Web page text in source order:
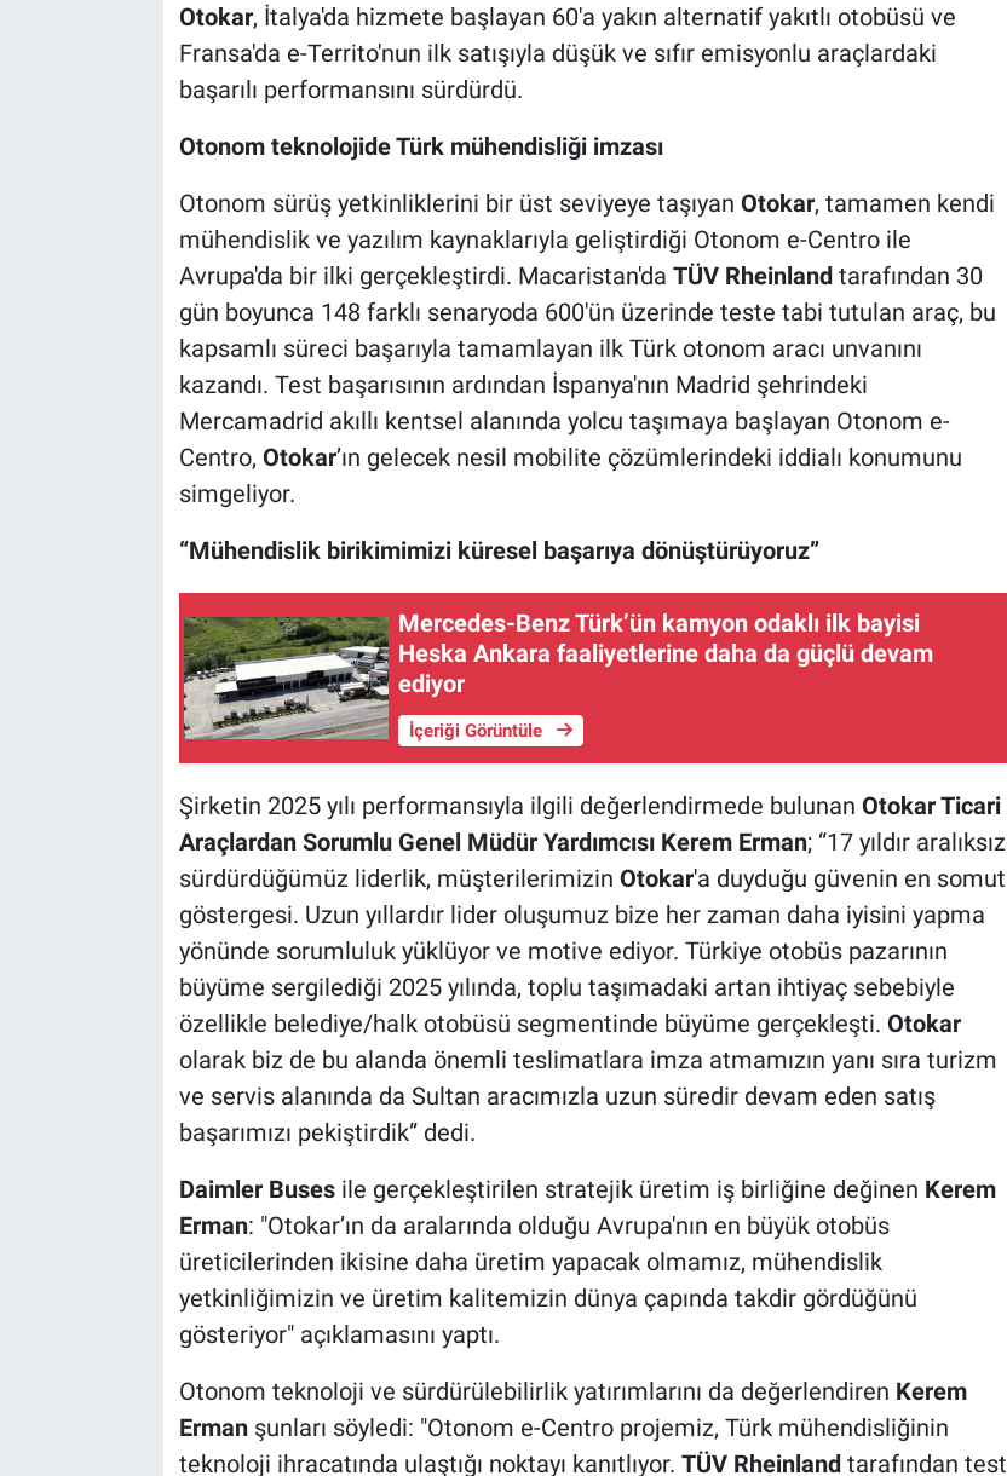
Otokar, İtalya'da hizmete başlayan 60'a yakın alternatif yakıtlı otobüsü ve
Fransa'da e-Territo'nun ilk satışıyla düşük ve sıfır emisyonlu araçlardaki
başarılı performansını sürdürdü.
Otonom teknolojide Türk mühendisliği imzası
Otonom sürüş yetkinliklerini bir üst seviyeye taşıyan Otokar, tamamen kendi
mühendislik ve yazılım kaynaklarıyla geliştirdiği Otonom e-Centro ile
Avrupa'da bir ilki gerçekleştirdi. Macaristan'da TÜV Rheinlandtarafından 30
gün boyunca 148 farklı senaryoda 600'ün üzerinde teste tabi tutulan araç, bu
kapsamlı süreci başarıyla tamamlayan ilk Türk otonom aracı unvanını
kazandı. Test başarısının ardından İspanya'nın Madrid şehrindeki
Mercamadrid akıllı kentsel alanında yolcu taşımaya başlayan Otonom e-
Centro, Otokar’ın gelecek nesil mobilite çözümlerindeki iddialı konumunu
simgeliyor.
“Mühendislik birikimimizi küresel başarıya dönüştürüyoruz”
Mercedes-Benz Türk’ün kamyon odaklı ilk bayisi
Heska Ankara faaliyetlerine daha da güçlü devam
ediyor
İçeriği Görüntüle
Şirketin 2025 yılı performansıyla ilgili değerlendirmede bulunan Otokar Ticari
Araçlardan Sorumlu Genel Müdür Yardımcısı Kerem Erman; “17 yıldır aralıksız
sürdürdüğümüz liderlik, müşterilerimizin Otokar'a duyduğu güvenin en somut
göstergesi. Uzun yıllardır lider oluşumuz bize her zaman daha iyisini yapma
yönünde sorumluluk yüklüyor ve motive ediyor. Türkiye otobüs pazarının
büyüme sergilediği 2025 yılında, toplu taşımadaki artan ihtiyaç sebebiyle
özellikle belediye/halk otobüsü segmentinde büyüme gerçekleşti. Otokar
olarak biz de bu alanda önemli teslimatlara imza atmamızın yanı sıra turizm
ve servis alanında da Sultan aracımızla uzun süredir devam eden satış
başarımızı pekiştirdik” dedi.
Daimler Busesile gerçekleştirilen stratejik üretim iş birliğine değinen Kerem
Erman: "Otokar’ın da aralarında olduğu Avrupa'nın en büyük otobüs
üreticilerinden ikisine daha üretim yapacak olmamız, mühendislik
yetkinliğimizin ve üretim kalitemizin dünya çapında takdir gördüğünü
gösteriyor" açıklamasını yaptı.
Otonom teknoloji ve sürdürülebilirlik yatırımlarını da değerlendiren Kerem
Ermanşunları söyledi: "Otonom e-Centro projemiz, Türk mühendisliğinin
teknoloji ihracatında ulaştığı noktayı kanıtlıyor. TÜV Rheinlandtarafından test